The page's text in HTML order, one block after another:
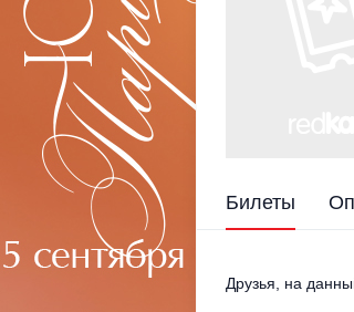
Билеты
Друзья, на